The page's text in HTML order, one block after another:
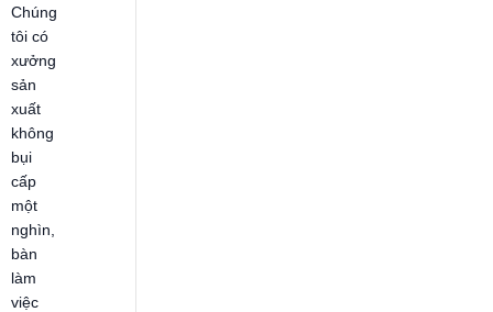
Chúng
tôi có
xưởng
sản
xuất
không
bụi
cấp
một
nghìn,
bàn
làm
việc